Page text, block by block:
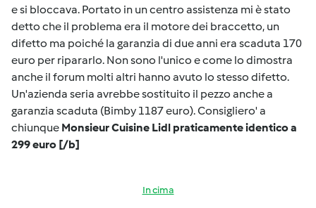
e si bloccava. Portato in un centro assistenza mi è stato
detto che il problema era il motore dei braccetto, un
difetto ma poiché la garanzia di due anni era scaduta 170
euro per ripararlo. Non sono l'unico e come lo dimostra
anche il forum molti altri hanno avuto lo stesso difetto.
Un'azienda seria avrebbe sostituito il pezzo anche a
garanzia scaduta (Bimby 1187 euro). Consigliero' a
chiunque Monsieur Cuisine Lidl praticamente identico a
299 euro [/b]
In cima